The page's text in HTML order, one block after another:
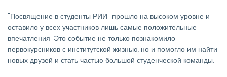
"Посвящение в студенты РИИ" прошло на высоком уровне и
оставило у всех участников лишь самые положительные
впечатления. Это событие не только познакомило
первокурсников с институтской жизнью, но и помогло им найти
новых друзей и стать частью большой студенческой команды.